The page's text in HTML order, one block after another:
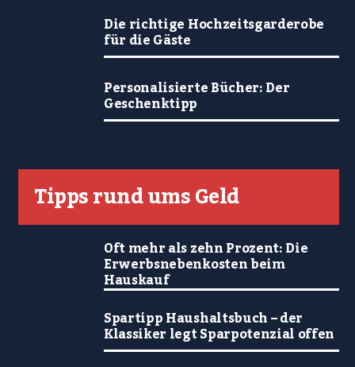
Die richtige Hochzeitsgarderobe
für die Gäste
Personalisierte Bücher: Der
Geschenktipp
Tipps rund ums Geld
Oft mehr als zehn Prozent: Die
Erwerbsnebenkosten beim
Hauskauf
Spartipp Haushaltsbuch – der
Klassiker legt Sparpotenzial offen